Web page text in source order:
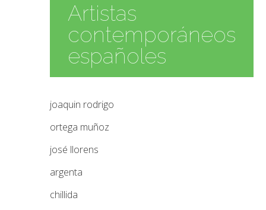
Artistas
contemporáneos
españoles
joaquin rodrigo
ortega muñoz
josé llorens
argenta
chillida